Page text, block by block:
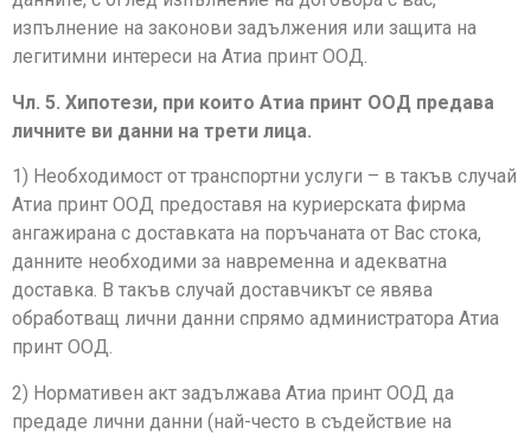
изпълнение на законови задължения или защита на
легитимни интереси на Атиа принт ООД.
Чл. 5. Хипотези, при които Атиа принт ООД предава
личните ви данни на трети лица.
1) Необходимост от транспортни услуги – в такъв случай
Атиа принт ООД предоставя на куриерската фирма
ангажирана с доставката на поръчаната от Вас стока,
данните необходими за навременна и адекватна
доставка. В такъв случай доставчикът се явява
обработващ лични данни спрямо администратора Атиа
принт ООД.
2) Нормативен акт задължава Атиа принт ООД да
предаде лични данни (най-често в съдействие на